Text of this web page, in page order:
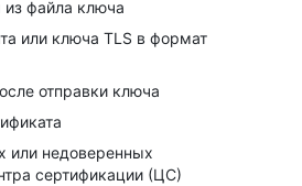
файла ключа
или ключа TLS в формат
отправки ключа
или недоверенных
сертификации (ЦС)